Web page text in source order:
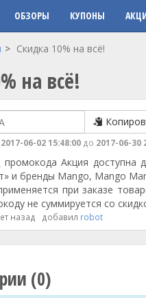
ОБЗОРЫ КУПОНЫ
Скидка 10% на всё!
на всё!
2017-06-02 15:48:00 до 2017-06-30
промокода Акция доступна
и бренды Mango, Mango
при заказе
не суммируется со
назад добавил robot
(0)